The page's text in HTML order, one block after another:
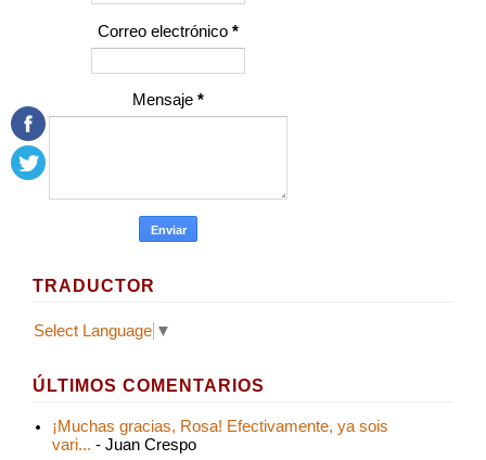
Correo electrónico *
Mensaje *
TRADUCTOR
Select Language ▼
ÚLTIMOS COMENTARIOS
¡Muchas gracias, Rosa! Efectivamente, ya sois
vari... - Juan Crespo